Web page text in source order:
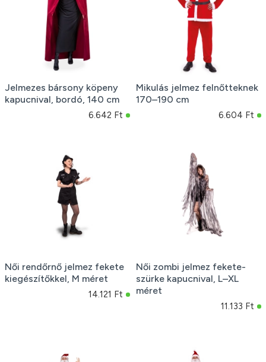
Jelmezes bársony köpeny
kapucnival, bordó, 140 cm
6.642 Ft
Mikulás jelmez felnőtteknek
170–190 cm
6.604 Ft
Női rendőrnő jelmez fekete
kiegészítőkkel, M méret
14.121 Ft
Női zombi jelmez fekete-
szürke kapucnival, L–XL
méret
11.133 Ft